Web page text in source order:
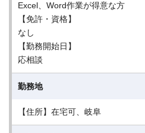
Excel、Word作業が得意な方
【免許・資格】
なし
【勤務開始日】
応相談
勤務地
【住所】在宅可、岐阜